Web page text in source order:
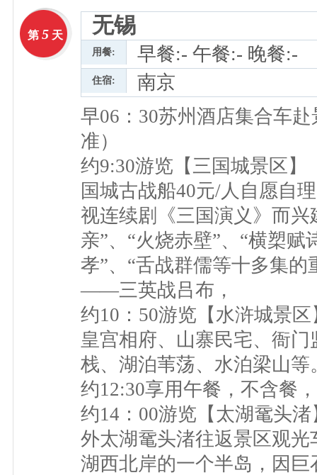
第 5 天 无锡
用餐: 早餐:- 午餐:- 晚餐:-
住宿:
南京
早06：30苏州酒店集合车
准）
约9:30游览【三国城景区】
国城古战船40元/人自愿自
视连续剧《三国演义》而
亲”、“火烧赤壁”、“横槊赋
孝”、“舌战群儒等十多集
——三英战吕布，
约10：50游览【水浒城景
皇宫相府、山寨民宅、衙
栈、湖泊苇荡、水泊梁山等
约12:30享用午餐，不含餐
约14：00游览【太湖鼋头
外太湖鼋头渚往返景区观
湖西北岸的一个半岛，因